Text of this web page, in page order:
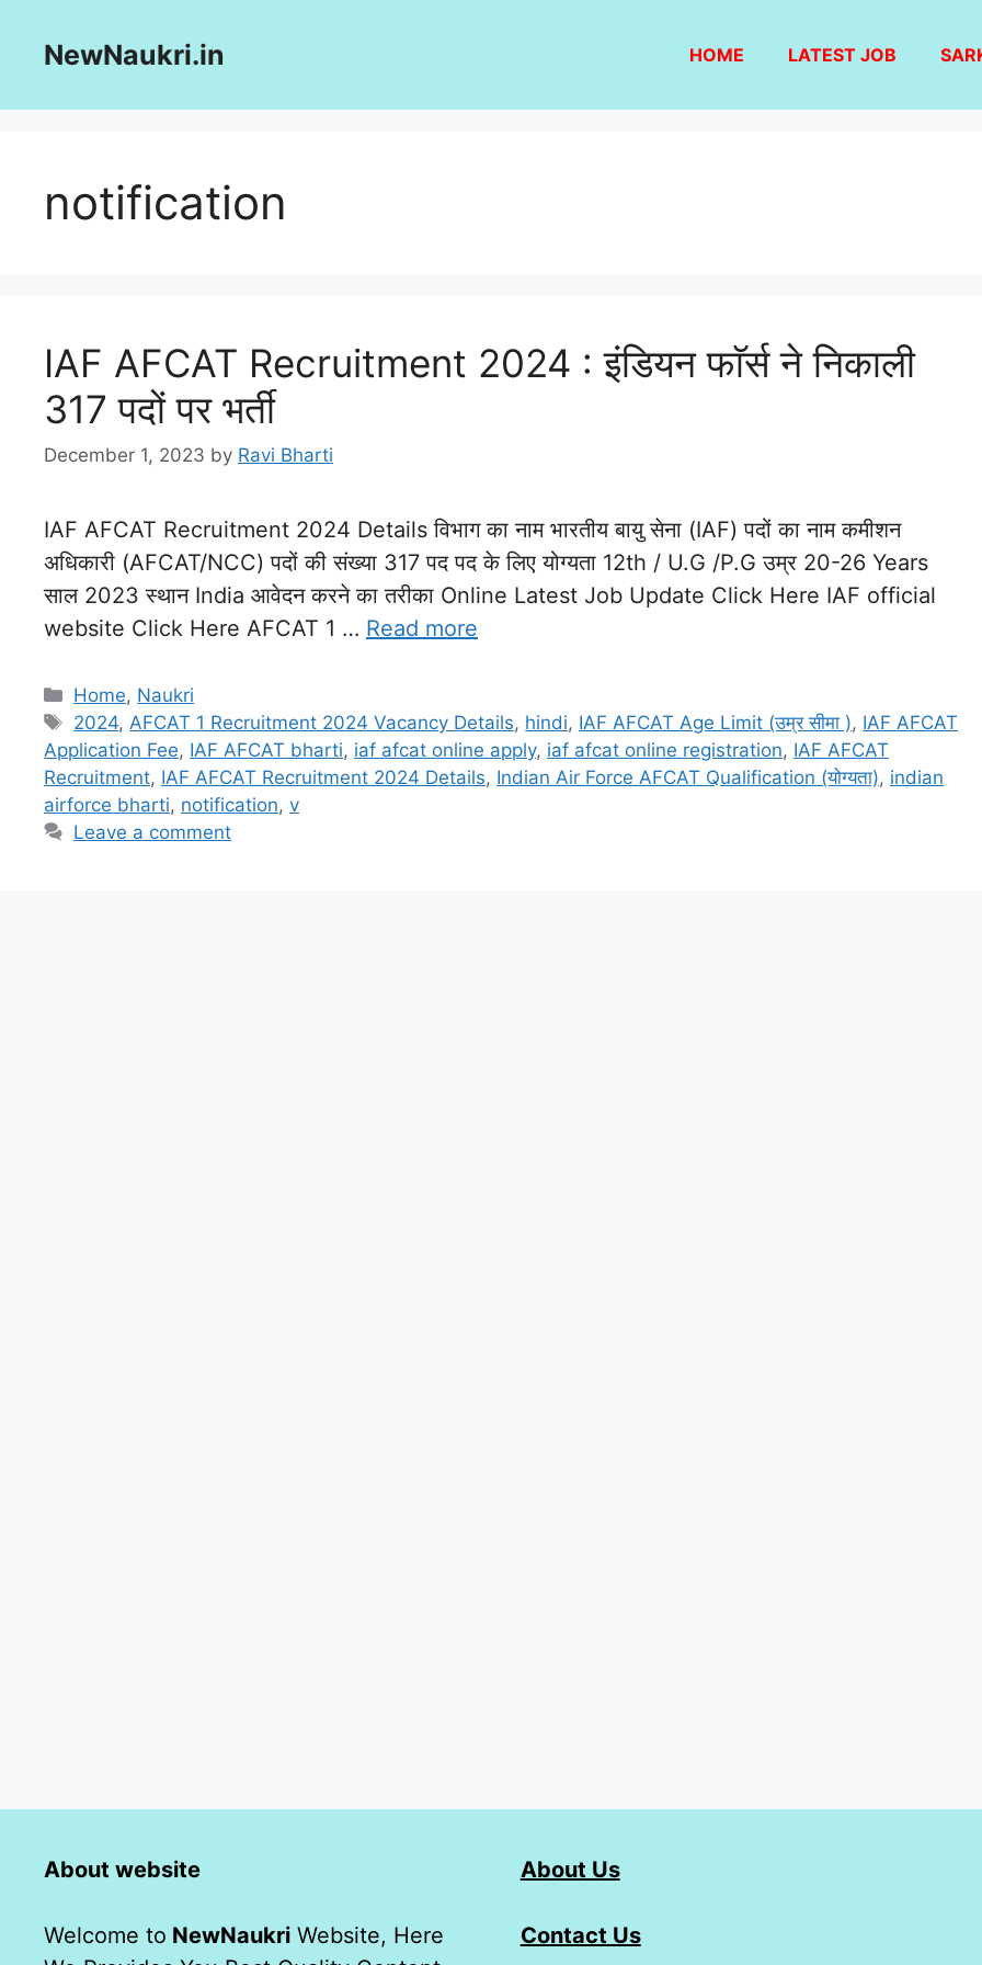
NewNaukri.in HOME LATEST JOB
notification
IAF AFCAT Recruitment 2024 : इंडियन फाॅर्स ने निकाली
317 पदों पर भर्ती
December 1, 2023 by Ravi Bharti
IAF AFCAT Recruitment 2024 Details विभाग का नाम भारतीय बायु सेना (IAF) पदों का नाम कमीशन
अधिकारी (AFCAT/NCC) पदों की संख्या 317 पद पद के लिए योग्यता 12th / U.G /P.G उम्र 20-26 Years
साल 2023 स्थान India आवेदन करने का तरीका Online Latest Job Update Click Here IAF official
website Click Here AFCAT 1 … Read more
Categories
Home, Naukri
Tags
2024, AFCAT 1 Recruitment 2024 Vacancy Details, hindi, IAF AFCAT Age Limit (उम्र सीमा ), IAF AFCAT
Application Fee, IAF AFCAT bharti, iaf afcat online apply, iaf afcat online registration, IAF AFCAT
Recruitment, IAF AFCAT Recruitment 2024 Details, Indian Air Force AFCAT Qualification (योग्यता), indian
airforce bharti, notification, v
Leave a comment
About website
Welcome to NewNaukri Website, Here
About Us
Contact Us